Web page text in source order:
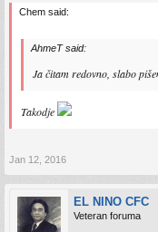
Chem said:
AhmeT said:
Ja čitam redovno, slabo
Takodje
Jan 12, 2016
EL NINO CFC
Veteran foruma